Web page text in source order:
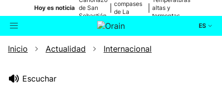
Hoy es noticia de San
Sebastián
compases
de La
altas y
tormentas
ES
Buscador Actualidad
Inicio Actualidad Internacional
Escuchar